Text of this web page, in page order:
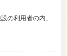
の利用者の内、